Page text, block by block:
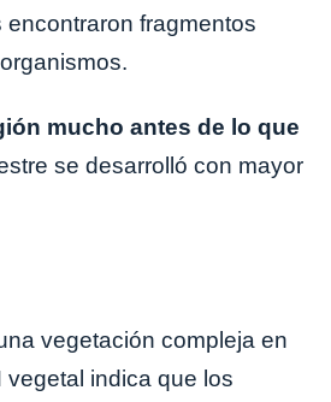
fragmentos
mucho antes de lo que
se desarrolló con mayor
vegetación compleja en
indica que los